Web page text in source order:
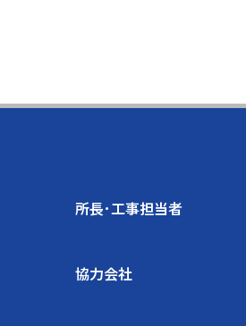
所長･工事担当者
協力会社